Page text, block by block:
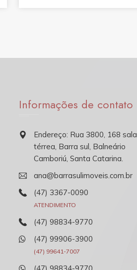
Informações de contato
Endereço: Rua 3800, 168 sala
térrea, Barra sul, Balneário
Camboriú, Santa Catarina.
ana@barrasulimoveis.com.br
(47) 3367-0090
ATENDIMENTO
(47) 98834-9770
(47) 99906-3900
(47) 99641-7007
(47) 98834-9770